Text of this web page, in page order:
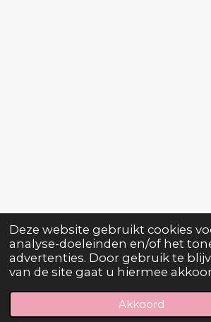
Deze website gebruikt cookies
analyse-doeleinden en/of het
advertenties. Door gebruik te
van de site gaat u hiermee
Akkoord
Telefoonnummer